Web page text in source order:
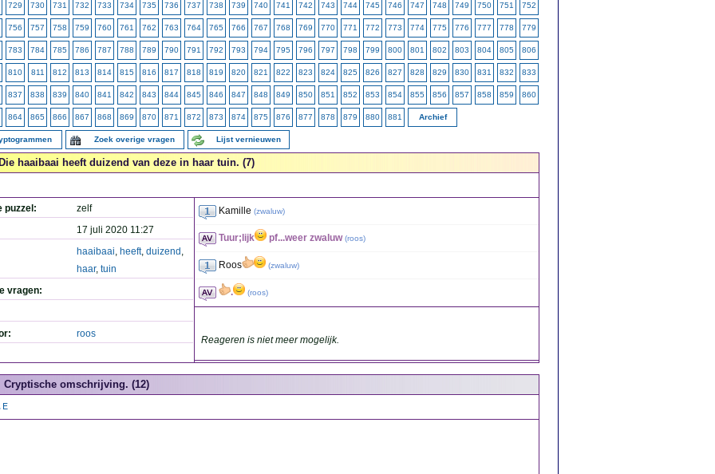
729 730 731 732 733 734 735 736 737 738 739 740 741 742 743 744 745 746 747 748 749 750 751 752
756 757 758 759 760 761 762 763 764 765 766 767 768 769 770 771 772 773 774 775 776 777 778 779
783 784 785 786 787 788 789 790 791 792 793 794 795 796 797 798 799 800 801 802 803 804 805 806
810 811 812 813 814 815 816 817 818 819 820 821 822 823 824 825 826 827 828 829 830 831 832 833
837 838 839 840 841 842 843 844 845 846 847 848 849 850 851 852 853 854 855 856 857 858 859 860
864 865 866 867 868 869 870 871 872 873 874 875 876 877 878 879 880 881 Archief
Zoek overige vragen Lijst vernieuwen
haaibaai heeft duizend van deze in haar tuin. (7)
puzzel:
zelf
17 juli 2020 11:27
haaibaai, heeft, duizend ,
haar, tuin
vragen:
roos
Kamille (zwaluw)
Tuur;lijk pf...weer zwaluw (roos)
Roos (zwaluw)
. (roos)
Reageren is niet meer mogelijk.
Cryptische omschrijving. (12)